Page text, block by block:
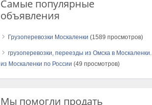
Самые популярные
объявления
Грузоперевозки Москаленки (1589 просмотров)
грузоперевозки, переезды из Омска в Москаленки.
из Москаленки по России (49 просмотров)
Мы помогли продать